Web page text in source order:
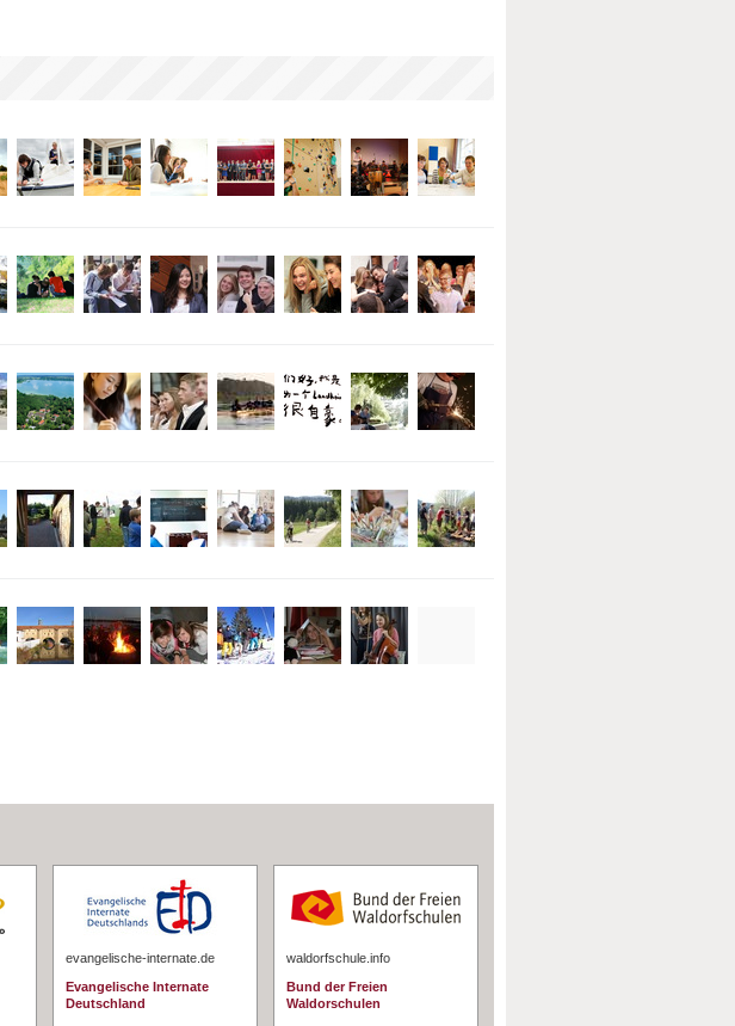
evangelische-internate.de
Evangelische Internate
Deutschland
waldorfschule.info
Bund der Freien
Waldorschulen